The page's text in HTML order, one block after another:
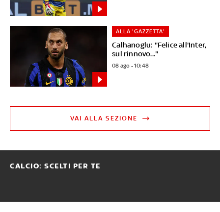
Calhanoglu: "Felice all'Inter,
sul rinnovo..."
ALLA 'GAZZETTA'
08 ago - 10:48
VAI ALLA SEZIONE
CALCIO: SCELTI PER TE